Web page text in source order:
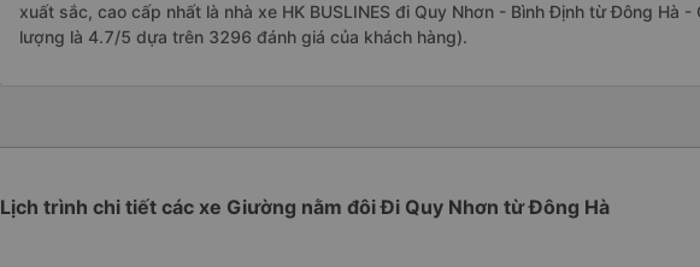
xuất sắc, cao cấp nhất là nhà xe HK BUSLINES đi Quy Nhơn - Bình Định từ Đông Hà
lượng là 4.7/5 dựa trên 3296 đánh giá của khách hàng).
Lịch trình chi tiết các xe Giường nằm đôi Đi Quy Nhơn từ Đông Hà